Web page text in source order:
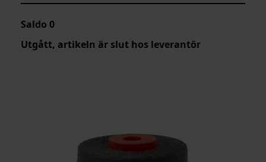
Saldo 0
Utgått, artikeln är slut hos leverantör